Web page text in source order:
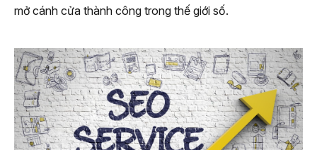
mở cánh cửa thành công trong thế giới số.